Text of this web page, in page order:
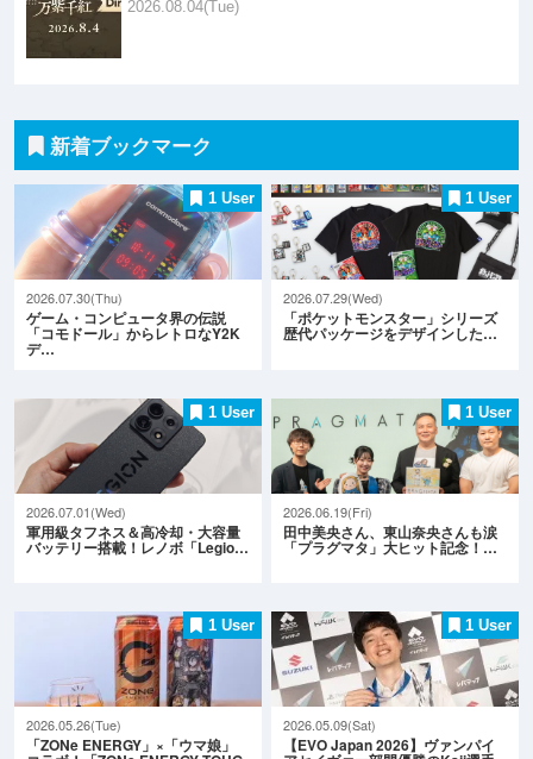
2026.08.04(Tue)
新着ブックマーク
1 User
2026.07.30(Thu)
ゲーム・コンピュータ界の伝説
「コモドール」からレトロなY2K
デ…
1 User
2026.07.29(Wed)
「ポケットモンスター」シリーズ
歴代パッケージをデザインした…
1 User
2026.07.01(Wed)
軍用級タフネス＆高冷却・大容量
バッテリー搭載！レノボ「Legio…
1 User
2026.06.19(Fri)
田中美央さん、東山奈央さんも涙
「プラグマタ」大ヒット記念！…
1 User
2026.05.26(Tue)
「ZONe ENERGY」×「ウマ娘」
1 User
2026.05.09(Sat)
【EVO Japan 2026】ヴァンパイ